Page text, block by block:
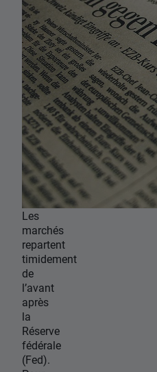
Les
marchés
repartent
timidement
de
l’avant
après
la
Réserve
fédérale
(Fed).